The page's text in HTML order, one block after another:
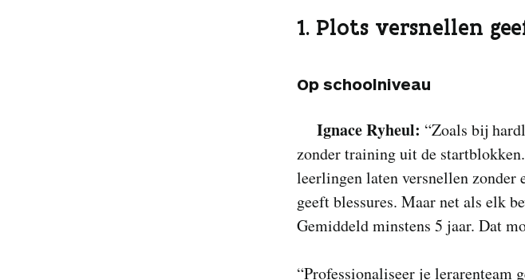
1. Plots versnellen
Op schoolniveau
Ignace Ryheul: “Zoals bij
zonder training uit de
leerlingen laten versnellen zonder
geeft blessures. Maar net als elk
Gemiddeld minstens 5 jaar. Dat
“Professionaliseer je lerarenteam